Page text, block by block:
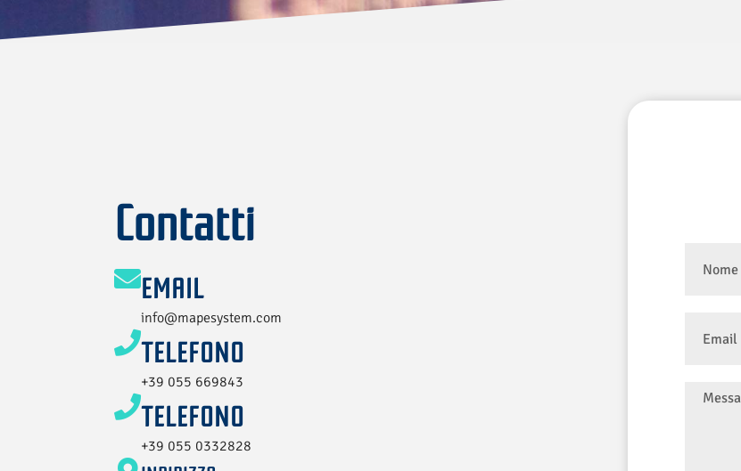
Contatti
EMAIL
info@mapesystem.com
TELEFONO
+39 055 669843
TELEFONO
+39 055 0332828